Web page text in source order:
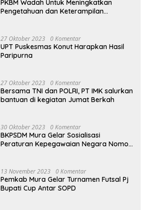
PKBM Wadah Untuk Meningkatkan
Pengetahuan dan Keterampilan
27 Oktober 2023 0 Komentar
UPT Puskesmas Konut Harapkan Hasil
Paripurna
27 Oktober 2023 0 Komentar
Bersama TNI dan POLRI, PT IMK salurkan
bantuan di kegiatan Jumat Berkah
30 Oktober 2023 0 Komentar
BKPSDM Mura Gelar Sosialisasi
Peraturan Kepegawaian Negara Nomor
13 November 2023 0 Komentar
Pemkab Mura Gelar Turnamen Futsal Pj
Bupati Cup Antar SOPD